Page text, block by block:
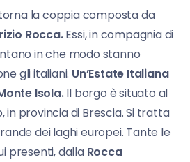
la coppia composta da
Rocca.Essi, in compagnia di
in che modo stanno
gli italiani. Un’Estate Italiana
Isola.Il borgo è situato al
in provincia di Brescia. Si tratta
dei laghi europei. Tante le
presenti, dalla Rocca